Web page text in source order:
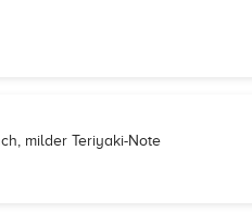
milder Teriyaki-Note